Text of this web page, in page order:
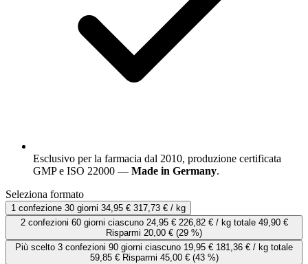
Esclusivo per la farmacia dal 2010, produzione certificata
GMP e ISO 22000 — Made in Germany.
Seleziona formato
1 confezione 30 giorni 34,95 € 317,73 € / kg
2 confezioni 60 giorni ciascuno 24,95 € 226,82 € / kg totale 49,90 €
Risparmi 20,00 € (29 %)
Più scelto 3 confezioni 90 giorni ciascuno 19,95 € 181,36 € / kg totale
59,85 € Risparmi 45,00 € (43 %)